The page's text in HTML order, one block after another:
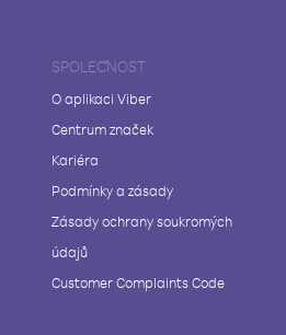
SPOLEČNOST
O aplikaci Viber
Centrum značek
Kariéra
Podmínky a zásady
Zásady ochrany soukromých
údajů
Customer Complaints Code